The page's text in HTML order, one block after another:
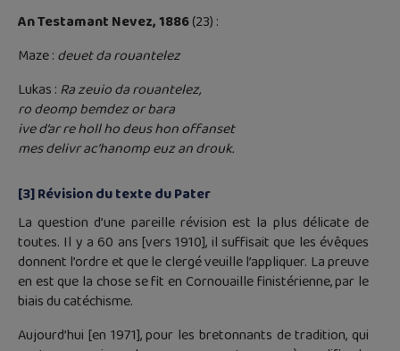
An Testamant Nevez, 1886(23) :
Maze : deuet da rouantelez
Lukas : Ra zeuio da rouantelez,
ro deomp bemdez or bara
ive d’ar re holl ho deus hon offanset
mes delivr ac’hanomp euz an drouk.
[3] Révision du texte du Pater
La question d’une pareille révision est la plus délicate de
toutes. Il y a 60 ans [vers 1910], il suffisait que les évêques
donnent l’ordre et que le clergé veuille l’appliquer. La preuve
en est que la chose se fit en Cornouaille finistérienne, par le
biais du catéchisme.
Aujourd’hui [en 1971], pour les bretonnants de tradition, qui